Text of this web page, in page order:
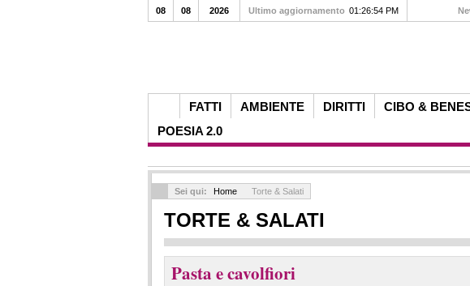
FATTI AMBIENTE DIRITTI CIBO &
POESIA 2.0
08 08 2026 Ultimo aggiornamento 01:26:54 PM
Sei qui: Home Torte & Salati
TORTE & SALATI
Pasta e cavolfiori